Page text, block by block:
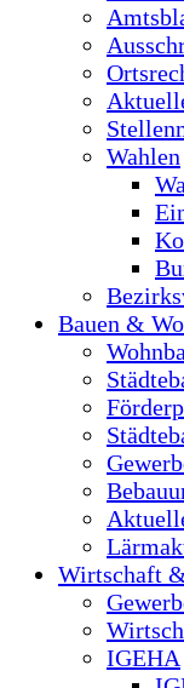
Wahlen
Bauen &
Wirtschaft
IGEHA